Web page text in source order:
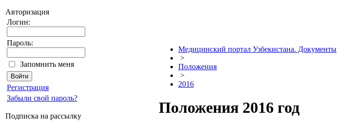
Авторизация
Логин:
Пароль:
Запомнить меня
Регистрация
Забыли свой пароль?
Подписка на рассылку
Медицинский портал Узбекистана. Документы
>
Положения
>
2016
Положения 2016 год